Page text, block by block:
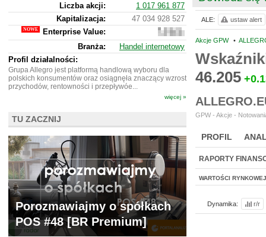
Akcje GPW •
46.205
GPW - Akcje -
PROFIL
WYCENA BR
RAPORTY
WARTOŚCI RYNKOWEJ
Dynamika: r/r
ALE: ustaw alert
Liczba akcji:
1 017 961 877
Kapitalizacja:
47 034 928 527
Enterprise Value:
50
425
923
Branża:
Handel internetowy
Profil działalności:
Grupa Allegro jest platformą handlową wyboru dla
polskich konsumentów oraz osiągnęła znaczący wzrost
przychodów, rentowności i przepływóe...
więcej »
TU ZACZNIJ
Porozmawiajmy o spółkach
POS #48 [BR Premium]